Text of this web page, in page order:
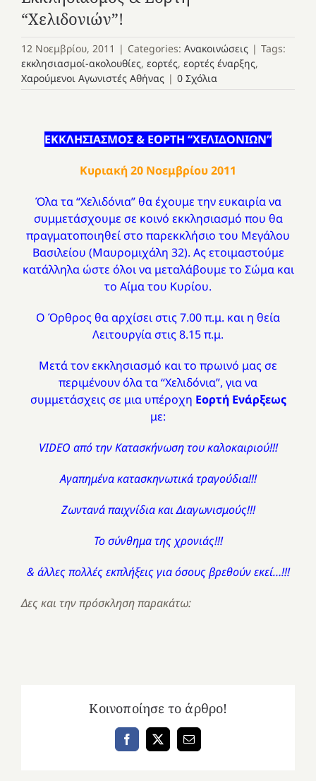
“Χελιδονιών”!
12 Νοεμβρίου, 2011 | Categories: Ανακοινώσεις | Tags:
εκκλησιασμοί-ακολουθίες, εορτές, εορτές έναρξης,
Χαρούμενοι Αγωνιστές Αθήνας | 0 Σχόλια
ΕΚΚΛΗΣΙΑΣΜΟΣ & ΕΟΡΤΗ “ΧΕΛΙΔΟΝΙΩΝ”
Κυριακή 20 Νοεμβρίου 2011
Όλα τα “Χελιδόνια” θα έχουμε την ευκαιρία να
συμμετάσχουμε σε κοινό εκκλησιασμό που θα
πραγματοποιηθεί στο παρεκκλήσιο του Μεγάλου
Βασιλείου (Μαυρομιχάλη 32). Ας ετοιμαστούμε
κατάλληλα ώστε όλοι να μεταλάβουμε το Σώμα και
το Αίμα του Κυρίου.
Ο Όρθρος θα αρχίσει στις 7.00 π.μ. και η θεία
Λειτουργία στις 8.15 π.μ.
Μετά τον εκκλησιασμό και το πρωινό μας σε
περιμένουν όλα τα “Χελιδόνια”, για να
συμμετάσχεις σε μια υπέροχη Εορτή Ενάρξεως
με:
VIDEO από την Κατασκήνωση του καλοκαιριού!!!
Αγαπημένα κατασκηνωτικά τραγούδια!!!
Ζωντανά παιχνίδια και Διαγωνισμούς!!!
Το σύνθημα της χρονιάς!!!
& άλλες πολλές εκπλήξεις για όσους βρεθούν εκεί…!!!
Δες και την πρόσκληση παρακάτω:
Κοινοποίησε το άρθρο!
Facebook
X Email